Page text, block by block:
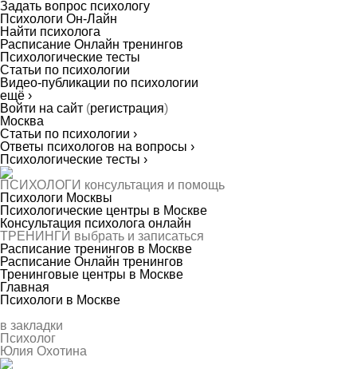
Задать вопрос психологу
Психологи Он-Лайн
Найти психолога
Расписание Онлайн тренингов
Психологические тесты
Статьи по психологии
Видео-публикации по психологии
ещё ›
Войти на сайт (регистрация)
Москва
Статьи по психологии ›
Ответы психологов на вопросы ›
Психологические тесты ›
ПСИХОЛОГИ консультация и помощь
Психологи Москвы
Психологические центры в Москве
Консультация психолога онлайн
ТРЕНИНГИ выбрать и записаться
Расписание тренингов в Москве
Расписание Онлайн тренингов
Тренинговые центры в Москве
Главная
Психологи в Москве
в закладки
Психолог
Юлия Охотина